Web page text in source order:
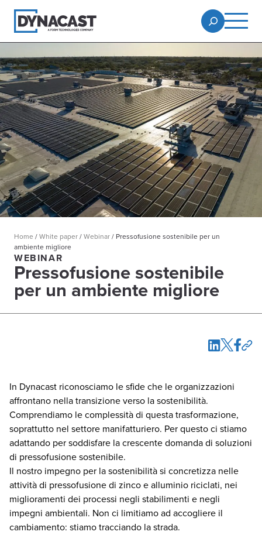
Home /White paper/Webinar/ Pressofusione sostenibile per un
ambiente migliore
WEBINAR
Pressofusione sostenibile
per un ambiente migliore
In Dynacast riconosciamo le sfide che le organizzazioni
affrontano nella transizione verso la sostenibilità.
Comprendiamo le complessità di questa trasformazione,
soprattutto nel settore manifatturiero. Per questo ci stiamo
adattando per soddisfare la crescente domanda di soluzioni
di pressofusione sostenibile.
Il nostro impegno per la sostenibilità si concretizza nelle
attività di pressofusione di zinco e alluminio riciclati, nei
miglioramenti dei processi negli stabilimenti e negli
impegni ambientali. Non ci limitiamo ad accogliere il
cambiamento: stiamo tracciando la strada.